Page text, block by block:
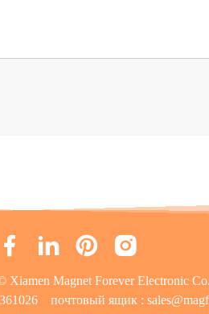
Xiamen Magnet Forever Electronic
почтовый ящик :